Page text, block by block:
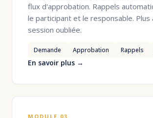
flux d'approbation. Rappels
le participant et le responsable. Plus
session oubliée.
Demande Approbation Rappels
En savoir plus →
MODULE 03